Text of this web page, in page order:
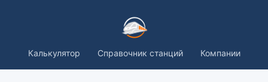
Калькулятор Справочник станций Компании